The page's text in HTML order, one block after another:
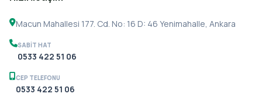
Macun Mahallesi 177. Cd. No: 16 D: 46 Yenimahalle, Ankara
SABIT HAT
0533 422 51 06
CEP TELEFONU
0533 422 51 06